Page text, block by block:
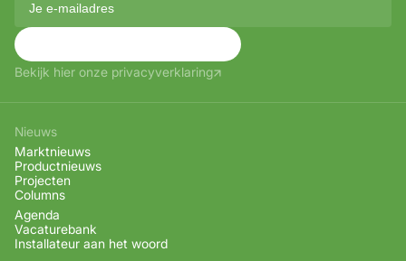
Bekijk hier onze privacyverklaring
Nieuws
Marktnieuws
Productnieuws
Projecten
Columns
Agenda
Vacaturebank
Installateur aan het woord